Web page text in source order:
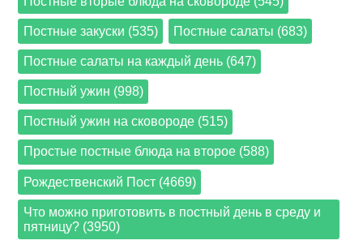
Постные закуски (535) Постные салаты (683)
Постные салаты на каждый день (647)
Постный ужин (998)
Постный ужин на сковороде (515)
Простые постные блюда на второе (588)
Рождественский Пост (4669)
Что можно приготовить в постный день в среду и
пятницу? (3950)